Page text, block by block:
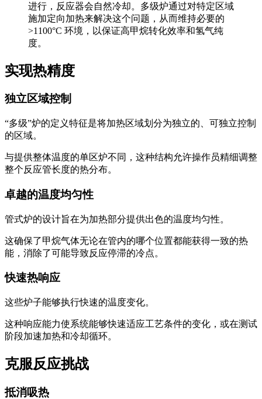
进行，反应器会自然冷却。多级炉通过对特定区域
施加定向加热来解决这个问题，从而维持必要的
>1100°C 环境，以保证高甲烷转化效率和氢气纯
度。
实现热精度
独立区域控制
“多级”炉的定义特征是将加热区域划分为独立的、可独立控制
的区域。
与提供整体温度的单区炉不同，这种结构允许操作员精细调整
整个反应管长度的热分布。
卓越的温度均匀性
管式炉的设计旨在为加热部分提供出色的温度均匀性。
这确保了甲烷气体无论在管内的哪个位置都能获得一致的热
能，消除了可能导致反应停滞的冷点。
快速热响应
这些炉子能够执行快速的温度变化。
这种响应能力使系统能够快速适应工艺条件的变化，或在测试
阶段加速加热和冷却循环。
克服反应挑战
抵消吸热